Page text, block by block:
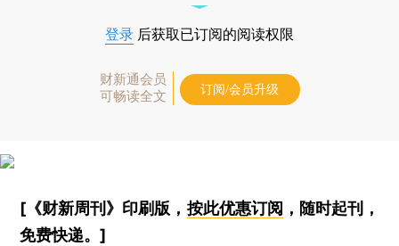
登录 后获取已订阅的阅读权限
财新通会员
可畅读全文
订阅/会员升级
[《财新周刊》印刷版， 按此优惠订阅 ，随时起刊，
免费快递。]